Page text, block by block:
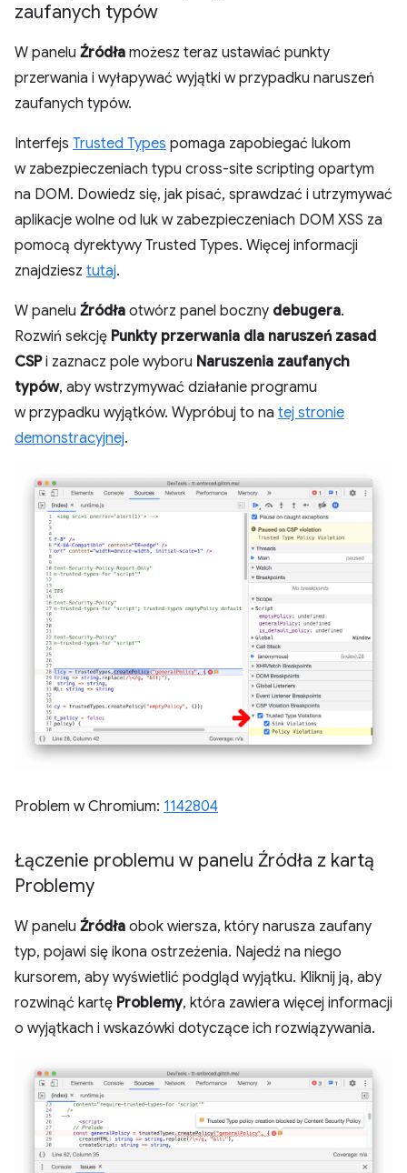
zaufanych typów
W panelu Źródła możesz teraz ustawiać punkty
przerwania i wyłapywać wyjątki w przypadku naruszeń
zaufanych typów.
Interfejs Trusted Types pomaga zapobiegać lukom
w zabezpieczeniach typu cross-site scripting opartym
na DOM. Dowiedz się, jak pisać, sprawdzać i utrzymywać
aplikacje wolne od luk w zabezpieczeniach DOM XSS za
pomocą dyrektywy Trusted Types. Więcej informacji
znajdziesz tutaj.
W panelu Źródła otwórz panel boczny debugera.
Rozwiń sekcję Punkty przerwania dla naruszeń zasad
CSPi zaznacz pole wyboru Naruszenia zaufanych
typów, aby wstrzymywać działanie programu
w przypadku wyjątków. Wypróbuj to na tej stronie
demonstracyjnej.
Problem w Chromium: 1142804
Łączenie problemu w panelu Źródła z kartą
Problemy
W panelu Źródła obok wiersza, który narusza zaufany
typ, pojawi się ikona ostrzeżenia. Najedź na niego
kursorem, aby wyświetlić podgląd wyjątku. Kliknij ją, aby
rozwinąć kartę Problemy, która zawiera więcej informacji
o wyjątkach i wskazówki dotyczące ich rozwiązywania.